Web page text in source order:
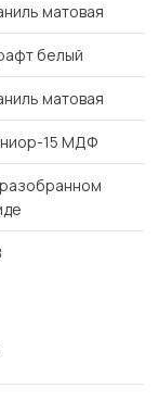
матовая
белый
матовая
15 МДФ